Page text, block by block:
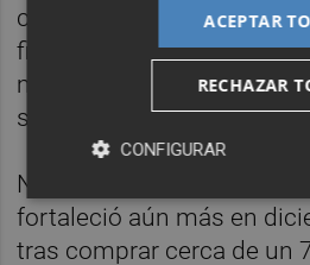
caso de fallecimiento por
firmado el 27 de julio de
mediados de 2016, de
su vigencia era hasta
No obstante, el núcleo de
fortaleció aún más en
tras comprar cerca de un
ACEPTAR
RECHAZAR
CONFIGURAR